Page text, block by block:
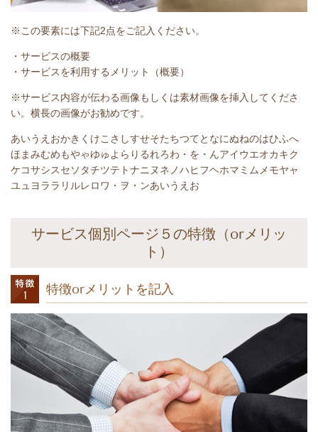
※この要素には下記2点をご記入ください。
・サービスの概要
・サービスを利用するメリット（概要）
※サービス内容が伝わる画像もしくは素材画像を挿入してくださ
い。横長の画像がお勧めです。
あいうえおかきくけこさしすせそたちつてとなにぬねのはひふへ
ほまみむめもやゃゆゅよらりるれろわ・を・んアイウエオカキク
ケコサシスセソタチツテトナニヌネノハヒフヘホマミムメモヤャ
ユュヨララリルレロワ・ヲ・ンあいうえお
サービス個別ページ５の特徴（orメリッ
ト）
特徴orメリットを記入